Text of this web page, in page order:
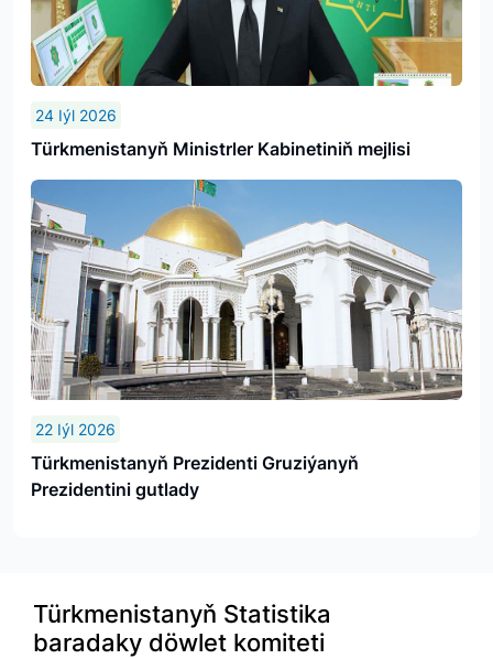
24 Iýl 2026
Türkmenistanyň Ministrler Kabinetiniň mejlisi
22 Iýl 2026
Türkmenistanyň Prezidenti Gruziýanyň
Prezidentini gutlady
Türkmenistanyň Statistika
baradaky döwlet komiteti